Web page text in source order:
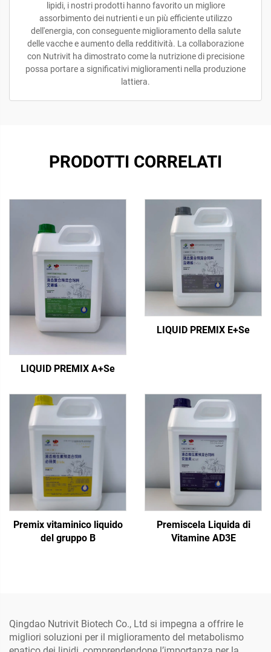
lipidi, i nostri prodotti hanno favorito un migliore
assorbimento dei nutrienti e un più efficiente utilizzo
dell'energia, con conseguente miglioramento della salute
delle vacche e aumento della redditività. La collaborazione
con Nutrivit ha dimostrato come la nutrizione di precisione
possa portare a significativi miglioramenti nella produzione
lattiera.
PRODOTTI CORRELATI
LIQUID PREMIX A+Se
LIQUID PREMIX E+Se
Premix vitaminico liquido
del gruppo B
Premiscela Liquida di
Vitamine AD3E
Qingdao Nutrivit Biotech Co., Ltd si impegna a offrire le
migliori soluzioni per il miglioramento del metabolismo